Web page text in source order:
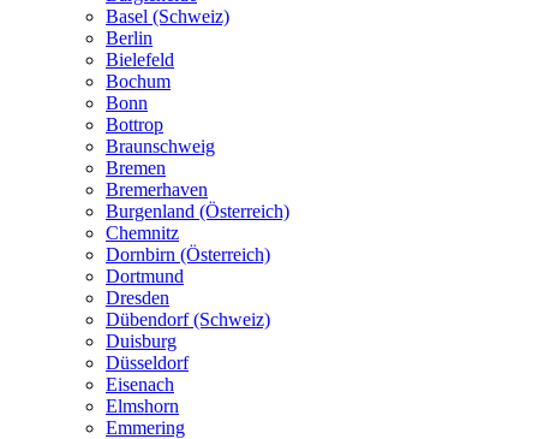
Basel (Schweiz)
Berlin
Bielefeld
Bochum
Bonn
Bottrop
Braunschweig
Bremen
Bremerhaven
Burgenland (Österreich)
Chemnitz
Dornbirn (Österreich)
Dortmund
Dresden
Dübendorf (Schweiz)
Duisburg
Düsseldorf
Eisenach
Elmshorn
Emmering